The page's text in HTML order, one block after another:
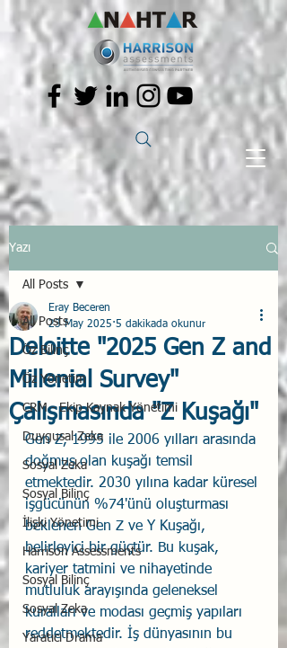
Yazı
All Posts
Öz Bilinç
Öz Yönetim
CRM - Ekip Kaynak Yönetimi
Duygusal Zeka
Sosyal Zeka
Sosyal Bilinç
İlişki Yönetimi
Harrison Assessments
Sosyal Bilinç
Sosyal Zeka
Yaratıcı Drama
All Posts
Deloitte "2025 Gen Z and
Millenial Survey"
Çalışmasında "Z Kuşağı"
Eray Beceren
23 May 2025 5 dakikada okunur
Gen Z, 1995 ile 2006 yılları arasında
doğmuş olan kuşağı temsil
etmektedir. 2030 yılına kadar küresel
işgücünün %74'ünü oluşturması
beklenen Gen Z ve Y Kuşağı,
belirleyici bir güçtür. Bu kuşak,
kariyer tatmini ve nihayetinde
mutluluk arayışında geleneksel
kuralları ve modası geçmiş yapıları
reddetmektedir. İş dünyasının bu